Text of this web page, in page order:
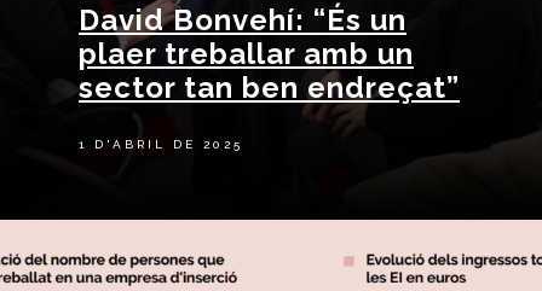
David Bonvehí: “És un
plaer treballar amb un
sector tan ben endreçat”
1 D'ABRIL DE 2025